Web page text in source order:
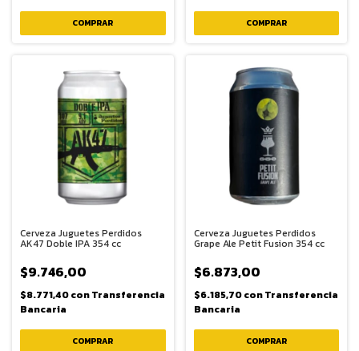
Cerveza Juguetes Perdidos
AK47 Doble IPA 354 cc
$9.746,00
$8.771,40conTransferencia
Bancaria
Cerveza Juguetes Perdidos
Grape Ale Petit Fusion 354 cc
$6.873,00
$6.185,70conTransferencia
Bancaria